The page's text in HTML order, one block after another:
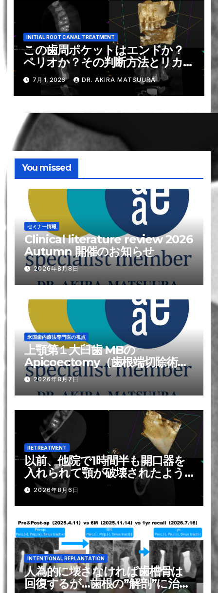
INITIAL ROOT CANAL TREATMENT
この歯周ポケットはエンドか？
ペリオか？その判断方法とリカバ
リー治療〜#15 RCTとその4M
recall
7月 1, 2026 DR. AKIRA MATSUURA
You missed
セミナー情報
Clinical literature review 2026
Autumn 開催のお知らせ
2026年8月8日
米国歯内療法専門医の視点
上顎第１大臼歯 MBの
Apicoectomy（歯根端切除術）
が難しい?理由
2026年8月7日
RETREATMENT
以前、他院で1時間半も開口器を
入れられて顎が破壊されたよう
になり, それがトラウマで歯の神
経の治療は苦手です？！。。。そ
れを解消する方法は？ー#31 Re-
RCT 1回法
2026年8月6日
INTENTIONAL REPLANTATION
人為的に壊さなければ歯槽骨は
回復するが…歯根の”解剖”に治療